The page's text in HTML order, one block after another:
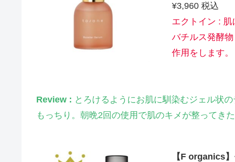
¥3,960 税込
エクトイン : 肌
バチルス発酵
作用をします。
Review : とろけるようにお肌に馴染むジェル状
もっちり。朝晩2回の使用で肌のキメが整ってきた
【F organics